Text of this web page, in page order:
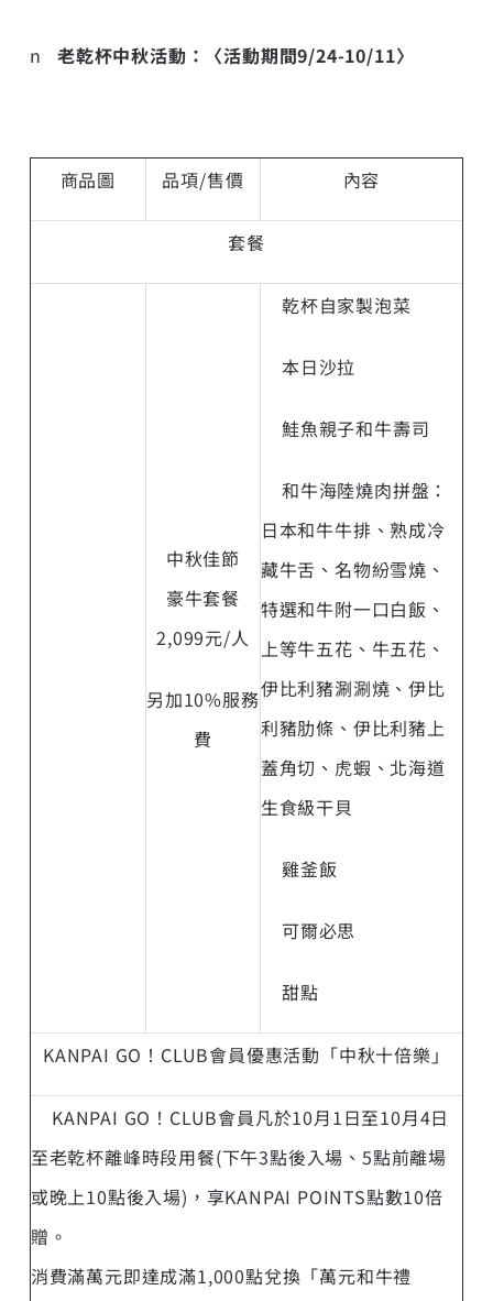
n老乾杯中秋活動：〈活動期間9/24-10/11〉
商品圖 品項/售價 內容
套餐
中秋佳節
豪牛套餐
2,099元/人
另加10%服務
費
乾杯自家製泡菜
本日沙拉
鮭魚親子和牛壽司
和牛海陸燒肉拼盤：
日本和牛牛排、熟成冷
藏牛舌、名物紛雪燒、
特選和牛附一口白飯、
上等牛五花、牛五花、
伊比利豬涮涮燒、伊比
利豬肋條、伊比利豬上
蓋角切、虎蝦、北海道
生食級干貝
雞釜飯
可爾必思
甜點
KANPAI GO！CLUB會員優惠活動「中秋十倍樂」
KANPAI GO！CLUB會員凡於10月1日至10月4日
至老乾杯離峰時段用餐(下午3點後入場、5點前離場
或晚上10點後入場)，享KANPAI POINTS點數10倍
贈。
消費滿萬元即達成滿1,000點兌換「萬元和牛禮